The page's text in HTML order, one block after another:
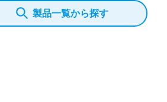
製品一覧から探す